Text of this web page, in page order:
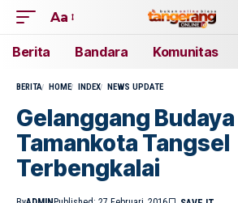
Aa
Berita Bandara Komunitas
BERITA HOME INDEX NEWS UPDATE
Gelanggang Budaya
Tamankota Tangsel
Terbengkalai